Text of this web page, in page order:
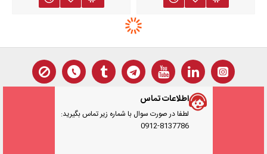
باشد کاربرد آن محدودتر شده و برای کاربردهای حرفه ای
تر مورد استفاده قرار می گیرد و البته به همان
تعداد کانال:
ساده ترین اسیلوسکوپ موجود حداقل 1
کانال را دارد. با استفاده از هر کانال , شکل موج یک
سیگنال قابل مشاهده می باشد . اگر می خواهیم به طور
همزمان چند سیگنال ( شکل موج ولتاژ ) را در صفحه
اطلاعات تماس
لطفا در صورت سوال با شماره زیر تماس بگیرید:
0912-8137786